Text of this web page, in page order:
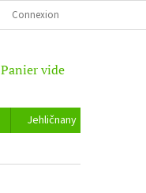
Connexion
PANIER
Panier vide
Jehličnany